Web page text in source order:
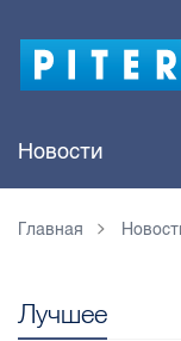
Новости
Главная
Лучшее